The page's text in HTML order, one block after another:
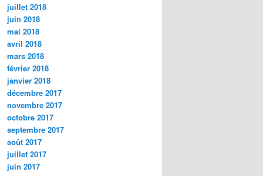
juillet 2018
juin 2018
mai 2018
avril 2018
mars 2018
février 2018
janvier 2018
décembre 2017
novembre 2017
octobre 2017
septembre 2017
août 2017
juillet 2017
juin 2017